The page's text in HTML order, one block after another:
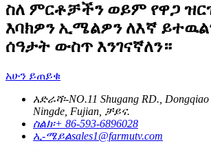
ስለ ምርቶቻችን ወይም የዋጋ
እባክዎን ኢሜልዎን ለእኛ
ሰዓታት ውስጥ እንገናኛለን።
አሁን ይጠይቁ
አድራሻ፡-NO.11 Shugang RD.,
Ningde, Fujian, ቻይና.
ስልክ፡+ 86-593-6896028
ኢ-ሜይልsales1@farmutv.com